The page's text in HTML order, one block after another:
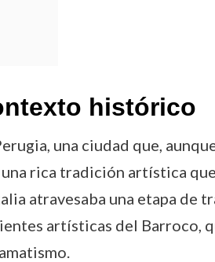
histórico
una ciudad que,
una rica tradición artística
atravesaba una etapa de
artísticas del Barroco,